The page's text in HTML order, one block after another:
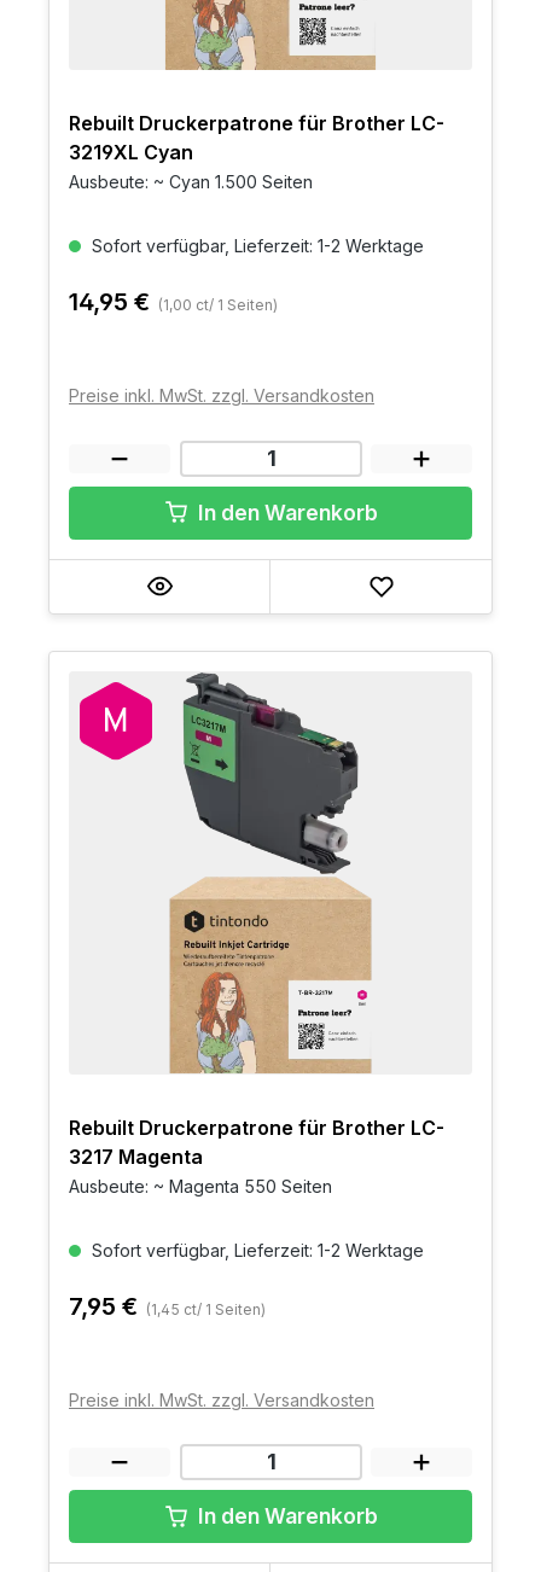
Rebuilt Druckerpatrone für Brother LC-
3219XL Cyan
Ausbeute: ~ Cyan 1.500 Seiten
Sofort verfügbar, Lieferzeit: 1-2 Werktage
14,95 € (1,00 ct/ 1 Seiten)
Preise inkl. MwSt. zzgl. Versandkosten
In den Warenkorb
Rebuilt Druckerpatrone für Brother LC-
3217 Magenta
Ausbeute: ~ Magenta 550 Seiten
Sofort verfügbar, Lieferzeit: 1-2 Werktage
7,95 € (1,45 ct/ 1 Seiten)
Preise inkl. MwSt. zzgl. Versandkosten
In den Warenkorb